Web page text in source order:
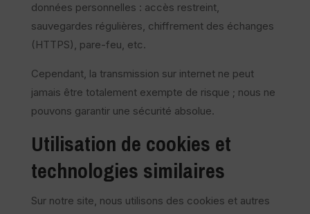
données personnelles : accès restreint,
sauvegardes régulières, chiffrement des échanges
(HTTPS), pare-feu, etc.
Cependant, la transmission sur internet ne peut
jamais être totalement exempte de risque ; nous ne
pouvons garantir une sécurité absolue.
Utilisation de cookies et
technologies similaires
Sur notre site, nous utilisons des cookies et autres